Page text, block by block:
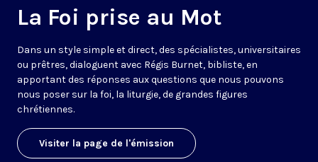
La Foi prise au Mot
Dans un style simple et direct, des spécialistes, universitaires
ou prêtres, dialoguent avec Régis Burnet, bibliste, en
apportant des réponses aux questions que nous pouvons
nous poser sur la foi, la liturgie, de grandes figures
chrétiennes.
Visiter la page de l'émission